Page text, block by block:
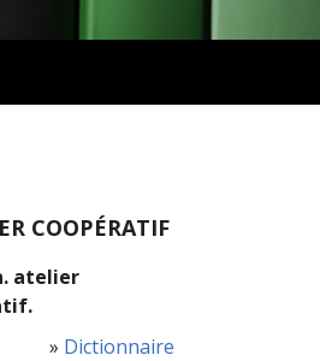
COOPÉRATIF
atelier
» Dictionnaire